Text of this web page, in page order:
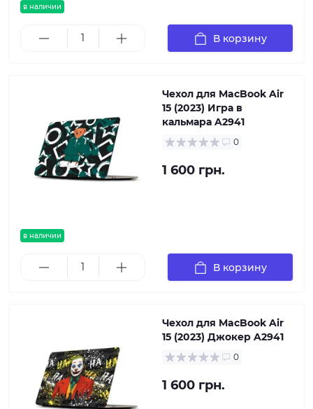
в наличии
В корзину
в наличии
Чехол для MacBook Air
15 (2023) Игра в
кальмара A2941
0
1 600 грн.
В корзину
Чехол для MacBook Air
15 (2023) Джокер A2941
0
1 600 грн.